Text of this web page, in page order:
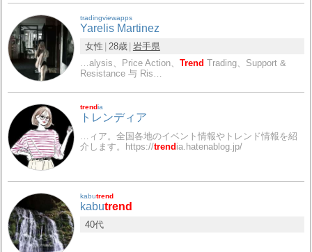
tradingviewapps
Yarelis Martinez
女性 28歳 岩手県
…alysis、Price Action、Trend Trading、Support &
Resistance 与 Ris…
trendia
トレンディア
…ィア。全国各地のイベント情報やトレンド情報を紹
介します。https://trend ia.hatenablog.jp/
kabutrend
kabutrend
40代